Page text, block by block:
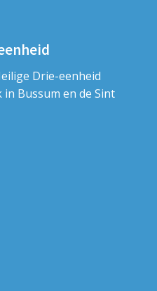
Drie-eenheid
Bussum en de Sint